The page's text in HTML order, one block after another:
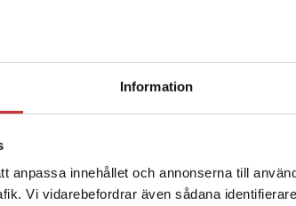
Information
anpassa innehållet och annonserna till
Vi vidarebefordrar även sådana
Begränsad fraktregion
som att du besöker
utanför Sverige. Vi erbjuder inte leveranser